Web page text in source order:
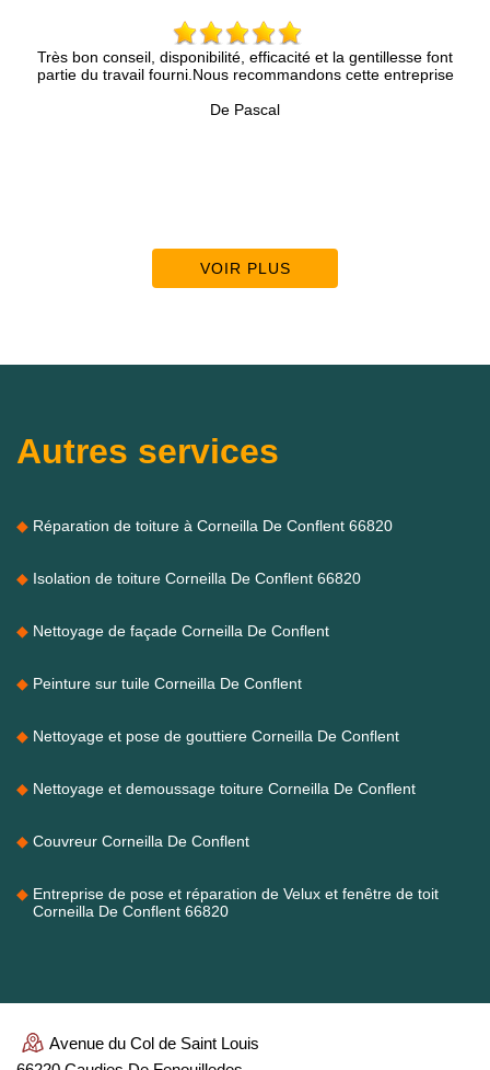
Très bon conseil, disponibilité, efficacité et la gentillesse font
partie du travail fourni.Nous recommandons cette entreprise
De Pascal
VOIR PLUS
Autres services
Réparation de toiture à Corneilla De Conflent 66820
Isolation de toiture Corneilla De Conflent 66820
Nettoyage de façade Corneilla De Conflent
Peinture sur tuile Corneilla De Conflent
Nettoyage et pose de gouttiere Corneilla De Conflent
Nettoyage et demoussage toiture Corneilla De Conflent
Couvreur Corneilla De Conflent
Entreprise de pose et réparation de Velux et fenêtre de toit
Corneilla De Conflent 66820
Avenue du Col de Saint Louis